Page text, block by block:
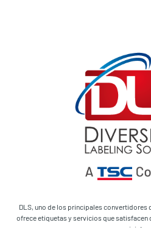
DLS, uno de los principales convertidores
ofrece etiquetas y servicios que